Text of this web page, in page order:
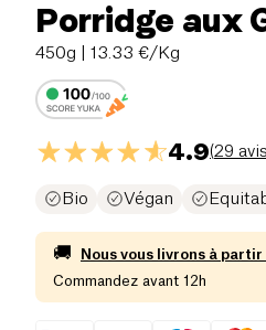
Porridge aux
450g | 13.33 €/Kg
4.9(29
Bio Végan
🚚 Nous vous livrons à partir
Commandez avant 12h